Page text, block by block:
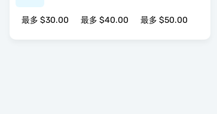
最多 $30.00 最多 $40.00 最多 $50.00